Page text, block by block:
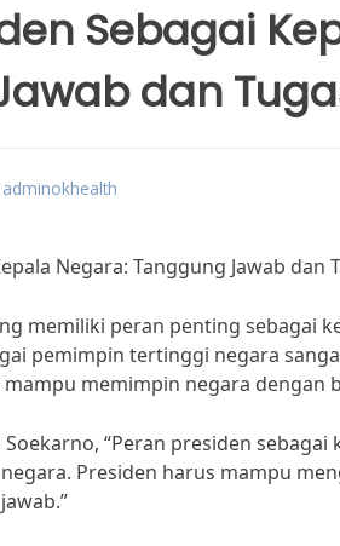
Sebagai
dan
adminokhealth
Negara: Tanggung Jawab dan
memiliki peran penting sebagai
pemimpin tertinggi negara
memimpin negara dengan
“Peran presiden
Presiden harus mampu